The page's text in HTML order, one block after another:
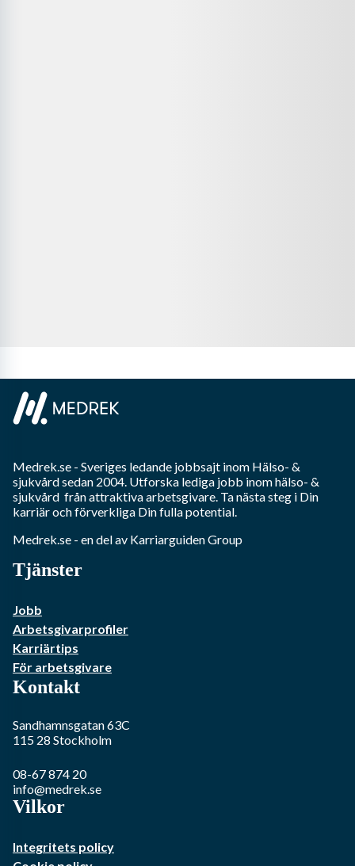
Medrek.se - Sveriges ledande jobbsajt inom Hälso- &
sjukvårdsedan 2004. Utforska lediga jobb inomhälso- &
sjukvård från attraktiva arbetsgivare. Ta nästa steg i Din
karriär och förverkliga Din fulla potential.
Medrek.se - en del av Karriarguiden Group
Tjänster
Jobb
Arbetsgivarprofiler
Karriärtips
För arbetsgivare
Kontakt
Sandhamnsgatan 63C
115 28 Stockholm
08-67 874 20
info@medrek.se
Vilkor
Integritets policy